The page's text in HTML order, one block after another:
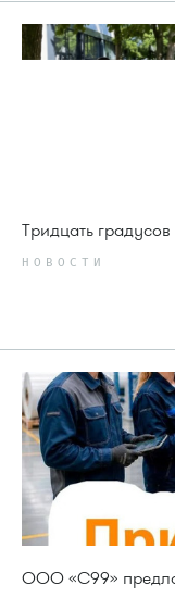
Тридцать
НОВОСТИ
ООО «С99»